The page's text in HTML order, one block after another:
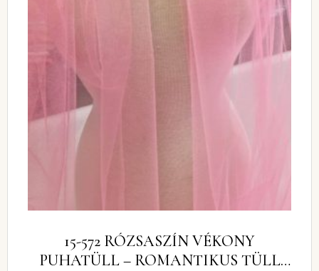
15-572 RÓZSASZÍN VÉKONY
PUHATÜLL – ROMANTIKUS TÜLL